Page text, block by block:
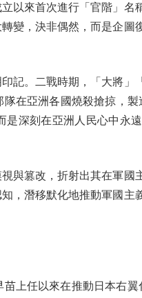
以來首次進行「官階」
變，決非偶然，而是企
。二戰時期，「大將」
在亞洲各國燒殺搶掠，
深刻在亞洲人民心中永
篡改，折射出其在軍國
，潛移默化地推動軍國主
任以來在推動日本右翼